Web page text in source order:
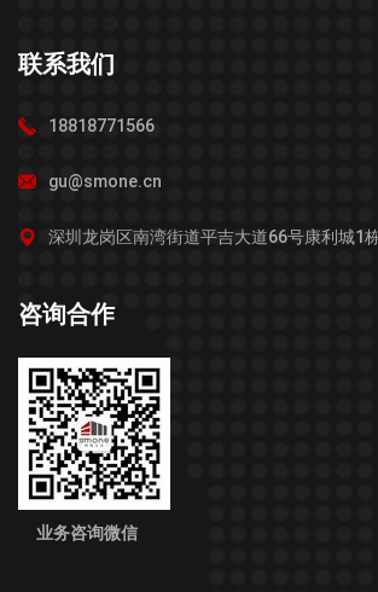
联系我们
18818771566
gu@smone.cn
深圳龙岗区南湾街道平吉大道66号康利城1
咨询合作
业务咨询微信